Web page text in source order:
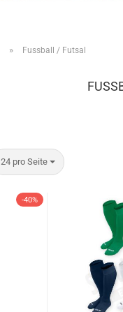
» Fussball / Futsal
24 pro Seite
pro Seite
-40%